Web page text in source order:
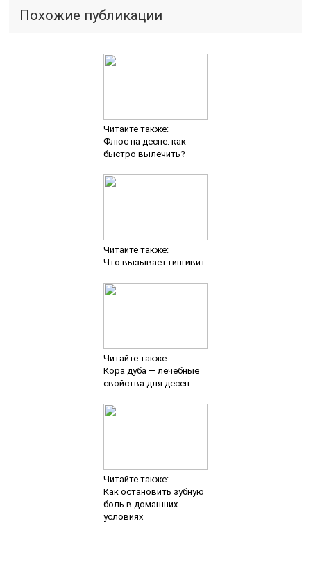
Похожие публикации
Читайте также:
Флюс на десне: как
быстро вылечить?
Читайте также:
Что вызывает гингивит
Читайте также:
Кора дуба — лечебные
свойства для десен
Читайте также:
Как остановить зубную
боль в домашних
условиях